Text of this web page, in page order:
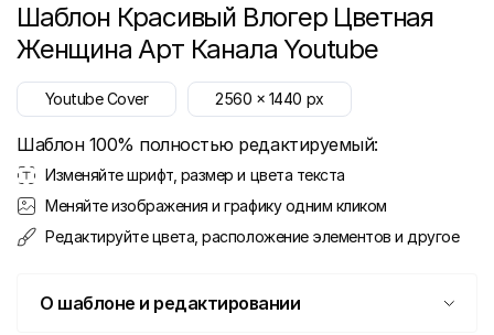
Шаблон Красивый Влогер Цветная
Женщина Арт Канала Youtube
Youtube Cover 2560 x 1440 px
Шаблон 100% полностью редактируемый:
Изменяйте шрифт, размер и цвета текста
Меняйте изображения и графику одним кликом
Редактируйте цвета, расположение элементов и другое
О шаблоне и редактировании